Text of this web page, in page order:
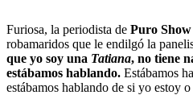
Furiosa, la periodista de Puro Show
robamaridos que le endilgó la
que yo soy una Tatiana, no tiene
estábamos hablando. Estábamos
estábamos hablando de si yo estoy